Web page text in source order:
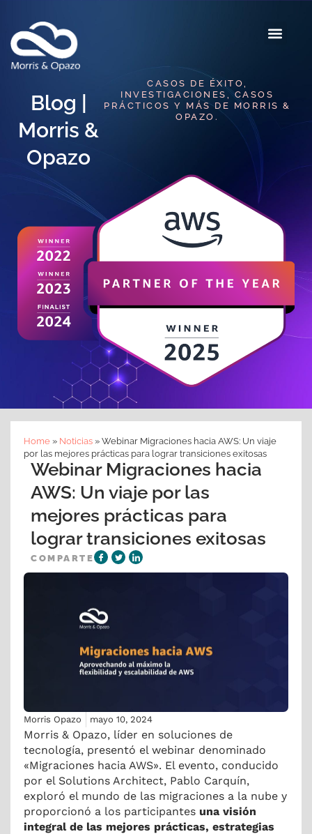
Blog |
Morris &
Opazo
CASOS DE ÉXITO,
INVESTIGACIONES, CASOS
PRÁCTICOS Y MÁS DE MORRIS &
OPAZO.
Home » Noticias » Webinar Migraciones hacia AWS: Un viaje
por las mejores prácticas para lograr transiciones exitosas
Webinar Migraciones hacia
AWS: Un viaje por las
mejores prácticas para
lograr transiciones exitosas
COMPARTE
Morris Opazo mayo 10, 2024
Morris & Opazo, líder en soluciones de
tecnología, presentó el webinar denominado
«Migraciones hacia AWS». El evento, conducido
por el Solutions Architect, Pablo Carquín,
exploró el mundo de las migraciones a la nube y
proporcionó a los participantes una visión
integral de las mejores prácticas, estrategias